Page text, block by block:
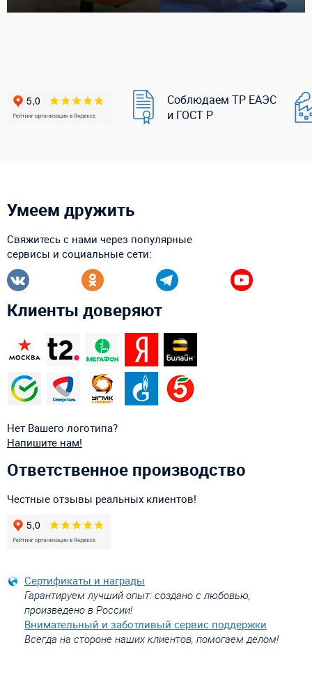
Соблюдаем ТР ЕАЭС
и ГОСТ Р
Умеем дружить
Свяжитесь с нами через популярные
сервисы и социальные сети:
Клиенты доверяют
Нет Вашего логотипа?
Напишите нам!
Ответственное производство
Честные отзывы реальных клиентов!
Сертификаты и награды
Гарантируем лучший опыт: создано с любовью,
произведено в России!
Внимательный и заботливый сервис поддержки
Всегда на стороне наших клиентов, помогаем делом!